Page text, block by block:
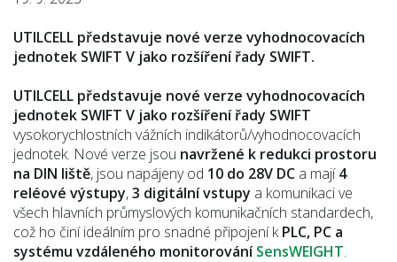
UTILCELL představuje nové verze vyhodnocovacích
jednotek SWIFT V jako rozšíření řady SWIFT.
UTILCELL představuje nové verze vyhodnocovacích
jednotek SWIFT V jako rozšíření řady SWIFT
vysokorychlostních vážních indikátorů/vyhodnocovacích
jednotek. Nové verze jsou navržené k redukci prostoru
na DIN liště, jsou napájeny od 10 do 28V DC a mají4
reléové výstupy,3 digitální vstupy a komunikaci ve
všech hlavních průmyslových komunikačních standardech,
což ho činí ideálním pro snadné připojení kPLC, PC a
systému vzdáleného monitorováníSensWEIGHT.